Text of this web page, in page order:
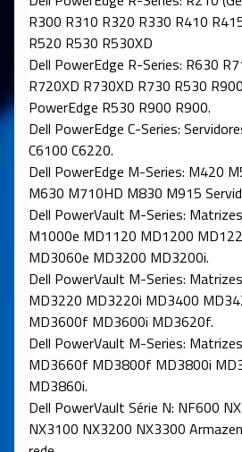
R300 R310 R320 R330 R410
R520 R530 R530XD
Dell PowerEdge R-Series: R630
R720XD R730XD R730 R530
PowerEdge R530 R900 R900.
Dell PowerEdge C-Series:
C6100 C6220.
Dell PowerEdge M-Series: M420
M630 M710HD M830 M915
Dell PowerVault M-Series:
M1000e MD1120 MD1200
MD3060e MD3200 MD3200i.
Dell PowerVault M-Series:
MD3220 MD3220i MD3400
MD3600f MD3600i MD3620f.
Dell PowerVault M-Series:
MD3660f MD3800f MD3800i
MD3860i.
Dell PowerVault Série N: NF600
NX3100 NX3200 NX3300